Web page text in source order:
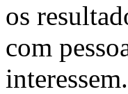
os
com